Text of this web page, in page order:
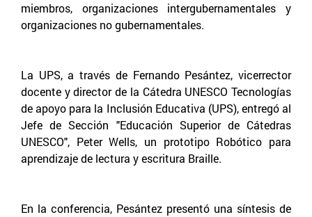
miembros, organizaciones intergubernamentales y
organizaciones no gubernamentales.
La UPS, a través de Fernando Pesántez, vicerrector
docente y director de la Cátedra UNESCO Tecnologías
de apoyo para la Inclusión Educativa (UPS), entregó al
Jefe de Sección "Educación Superior de Cátedras
UNESCO", Peter Wells, un prototipo Robótico para
aprendizaje de lectura y escritura Braille.
En la conferencia, Pesántez presentó una síntesis de